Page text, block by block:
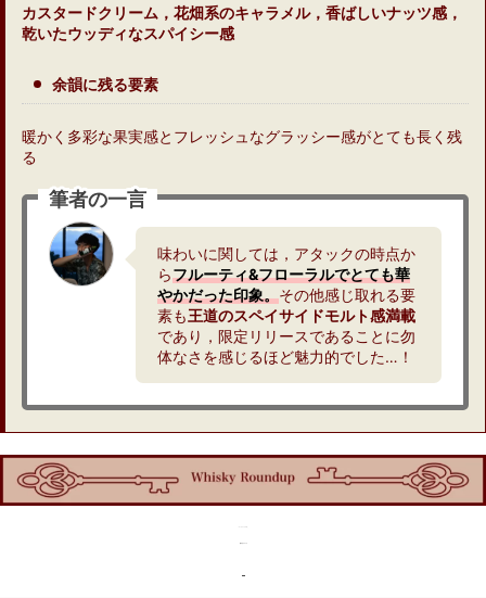
カスタードクリーム，花畑系のキャラメル，香ばしいナッツ感，
乾いたウッディなスパイシー感
余韻に残る要素
暖かく多彩な果実感とフレッシュなグラッシー感がとても長く残
る
筆者の一言
味わいに関しては，アタックの時点か
らフルーティ&フローラルでとても華
やかだった印象。その他感じ取れる要
素も王道のスペイサイドモルト感満載
であり，限定リリースであることに勿
体なさを感じるほど魅力的でした…！